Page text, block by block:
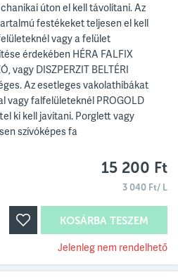
úton el kell távolítani. Az
festékeket teljesen el kell
vagy a felület
érdekében HÉRA FALFIX
vagy DISZPERZIT BELTÉRI
Az esetleges vakolathibákat
vagy falfelületeknél PROGOLD
ki kell javítani. Porglett vagy
szívóképes fa
15 200 Ft
3 040 Ft/ L
KOSÁRBA TESZEM
Jelenleg nem rendelhető